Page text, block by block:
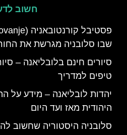
חשוב
שבו סלובניה מגרשת את
סיורים חינם בלובליאנה –
טיפים למדריך
יהדות לובליאנה – מידע על
היהודית מאז ועד היום
סלובניה היסטוריה שחשוב